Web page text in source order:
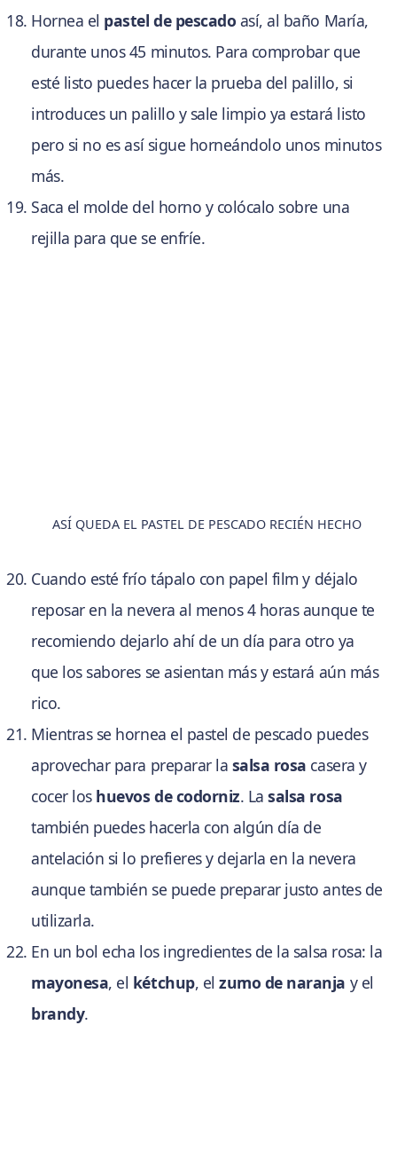
Hornea el pastel de pescado así, al baño María,
durante unos 45 minutos. Para comprobar que
esté listo puedes hacer la prueba del palillo, si
introduces un palillo y sale limpio ya estará listo
pero si no es así sigue horneándolo unos minutos
más.
Saca el molde del horno y colócalo sobre una
rejilla para que se enfríe.
ASÍ QUEDA EL PASTEL DE PESCADO RECIÉN HECHO
Cuando esté frío tápalo con papel film y déjalo
reposar en la nevera al menos 4 horas aunque te
recomiendo dejarlo ahí de un día para otro ya
que los sabores se asientan más y estará aún más
rico.
Mientras se hornea el pastel de pescado puedes
aprovechar para preparar la salsa rosa casera y
cocer los huevos de codorniz. Lasalsa rosa
también puedes hacerla con algún día de
antelación si lo prefieres y dejarla en la nevera
aunque también se puede preparar justo antes de
utilizarla.
En un bol echa los ingredientes de la salsa rosa: la
mayonesa, el kétchup, elzumo de naranja y el
brandy.